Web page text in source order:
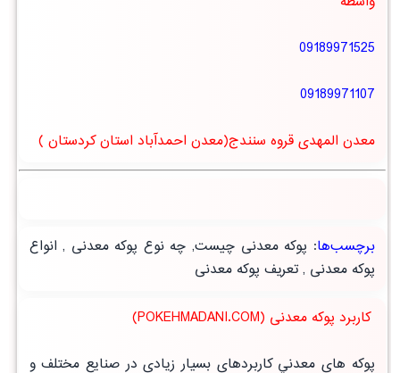
09189971525
09189971107
معدن المهدی قروه سنندج(معدن احمدآباد استان کردستان )
برچسب‌ها: پوکه معدنی چیست, چه نوع پوکه معدنی , انواع
پوکه معدنی ,تعریف پوکه معدنی
کاربرد پوکه معدنی (POKEHMADANI.COM)
پوكه هاي معدني كاربردهاي بسيار زيادي در صنايع مختلف و